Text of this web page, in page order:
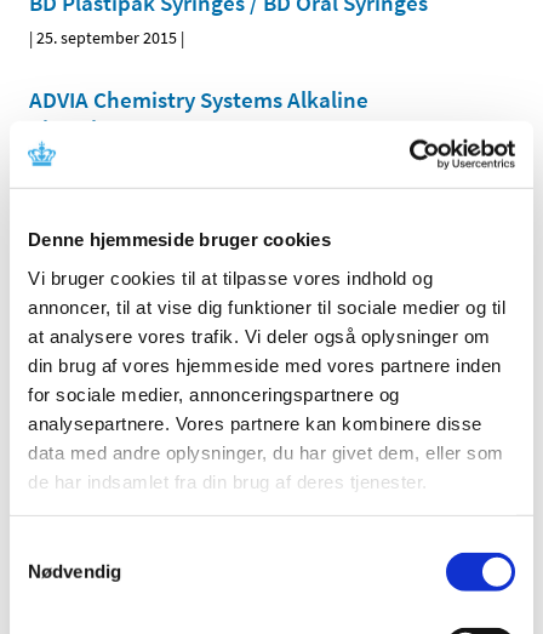
Denne hjemmeside bruger cookies
Vi bruger cookies til at tilpasse vores indhold og
annoncer, til at vise dig funktioner til sociale medier og til
at analysere vores trafik. Vi deler også oplysninger om
din brug af vores hjemmeside med vores partnere inden
for sociale medier, annonceringspartnere og
analysepartnere. Vores partnere kan kombinere disse
data med andre oplysninger, du har givet dem, eller som
de har indsamlet fra din brug af deres tjenester.
Nødvendig
|25. september 2015 |
ADVIA Chemistry Systems Alkaline
Phosphatase Reagent
|25. september 2015
Solera Screwdrivers
IVD-tests baseret på Trinder reaktion
|25. september 2015 |
Patient Data Manager
|23. september 2015|
Afdækning til da Vinci Xi operationssytem